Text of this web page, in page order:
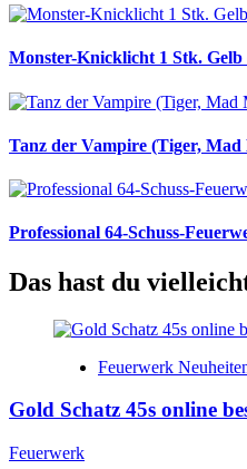
Monster-Knicklicht 1 Stk. Gelb
Tanz der Vampire (Tiger, Mad
Professional 64-Schuss-
Das hast du
Feuerwerk
Gold Schatz 45s online
Feuerwerk